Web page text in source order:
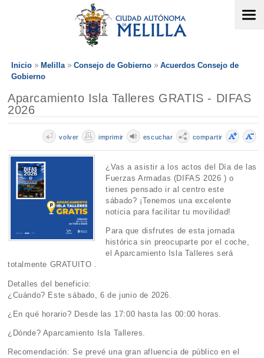
Inicio Melilla Consejo de Gobierno
Acuerdos Consejo de
Gobierno
Aparcamiento Isla Talleres GRATIS - DIFAS
2026
compartir
escuchar
imprimir
volver
¿Vas a asistir a los actos del Día de las
Fuerzas Armadas (DIFAS 2026 ) o
tienes pensado ir al centro este
sábado? ¡Tenemos una excelente
noticia para facilitar tu movilidad!
Para que disfrutes de esta jornada
histórica sin preocuparte por el coche,
el Aparcamiento Isla Talleres será
totalmente GRATUITO .
Detalles del beneficio:
¿Cuándo? Este sábado, 6 de junio de 2026.
¿En qué horario? Desde las 17:00 hasta las 00:00 horas.
¿Dónde? Aparcamiento Isla Talleres.
Recomendación: Se prevé una gran afluencia de público en el